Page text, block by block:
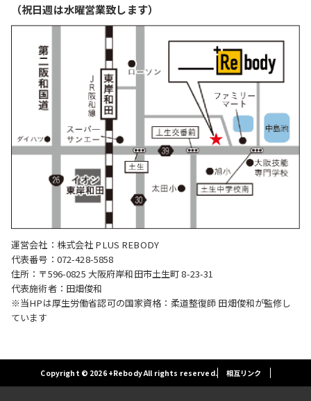
（祝日週は水曜営業致します）
運営会社：株式会社 PLUS REBODY
代表番号：072-428-5858
住所：〒596-0825 大阪府岸和田市土生町 8-23-31
代表施術者：田畑俊和
※当HPは厚生労働省認可の国家資格：柔道整復師 田畑俊和が監修し
ています
Copyright © 2026 +Rebody All rights reserved. 相互リンク